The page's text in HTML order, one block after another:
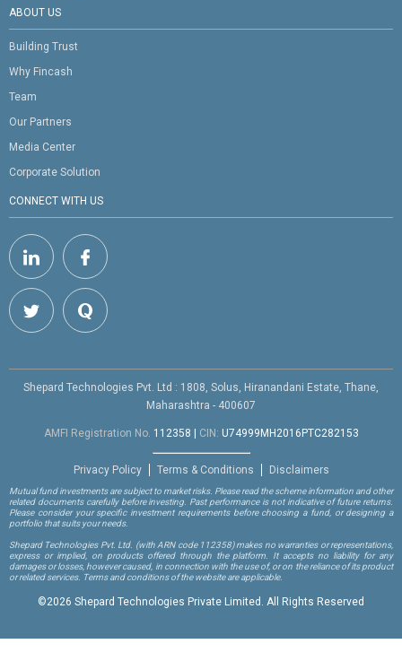
ABOUT US
Building Trust
Why Fincash
Team
Our Partners
Media Center
Corporate Solution
CONNECT WITH US
Shepard Technologies Pvt. Ltd : 1808, Solus, Hiranandani Estate, Thane,
Maharashtra - 400607
AMFI Registration No. 112358 CIN: U74999MH2016PTC282153
Privacy Policy Terms & Conditions Disclaimers
Mutual fund investments are subject to market risks. Please read the scheme information and other
related documents carefully before investing. Past performance is not indicative of future returns.
Please consider your specific investment requirements before choosing a fund, or designing a
portfolio that suits your needs.
Shepard Technologies Pvt. Ltd. (with ARN code 112358)makes no warranties or representations,
express or implied, on products offered through the platform. It accepts no liability for any
damages or losses, however caused, in connection with the use of, or on the reliance of its product
or related services. Terms and conditions of the website are applicable.
©2026 Shepard Technologies Private Limited. All Rights Reserved